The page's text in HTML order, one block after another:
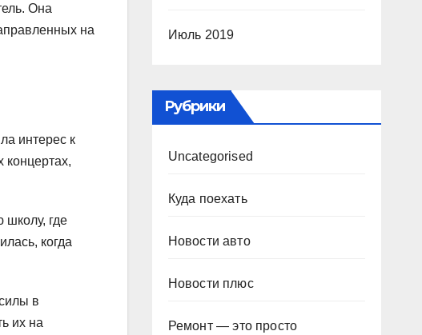
Она
на
интерес к
концертах,
где
когда
в
их на
Июль 2019
Рубрики
Uncategorised
Куда поехать
Новости авто
Новости плюс
Ремонт — это просто